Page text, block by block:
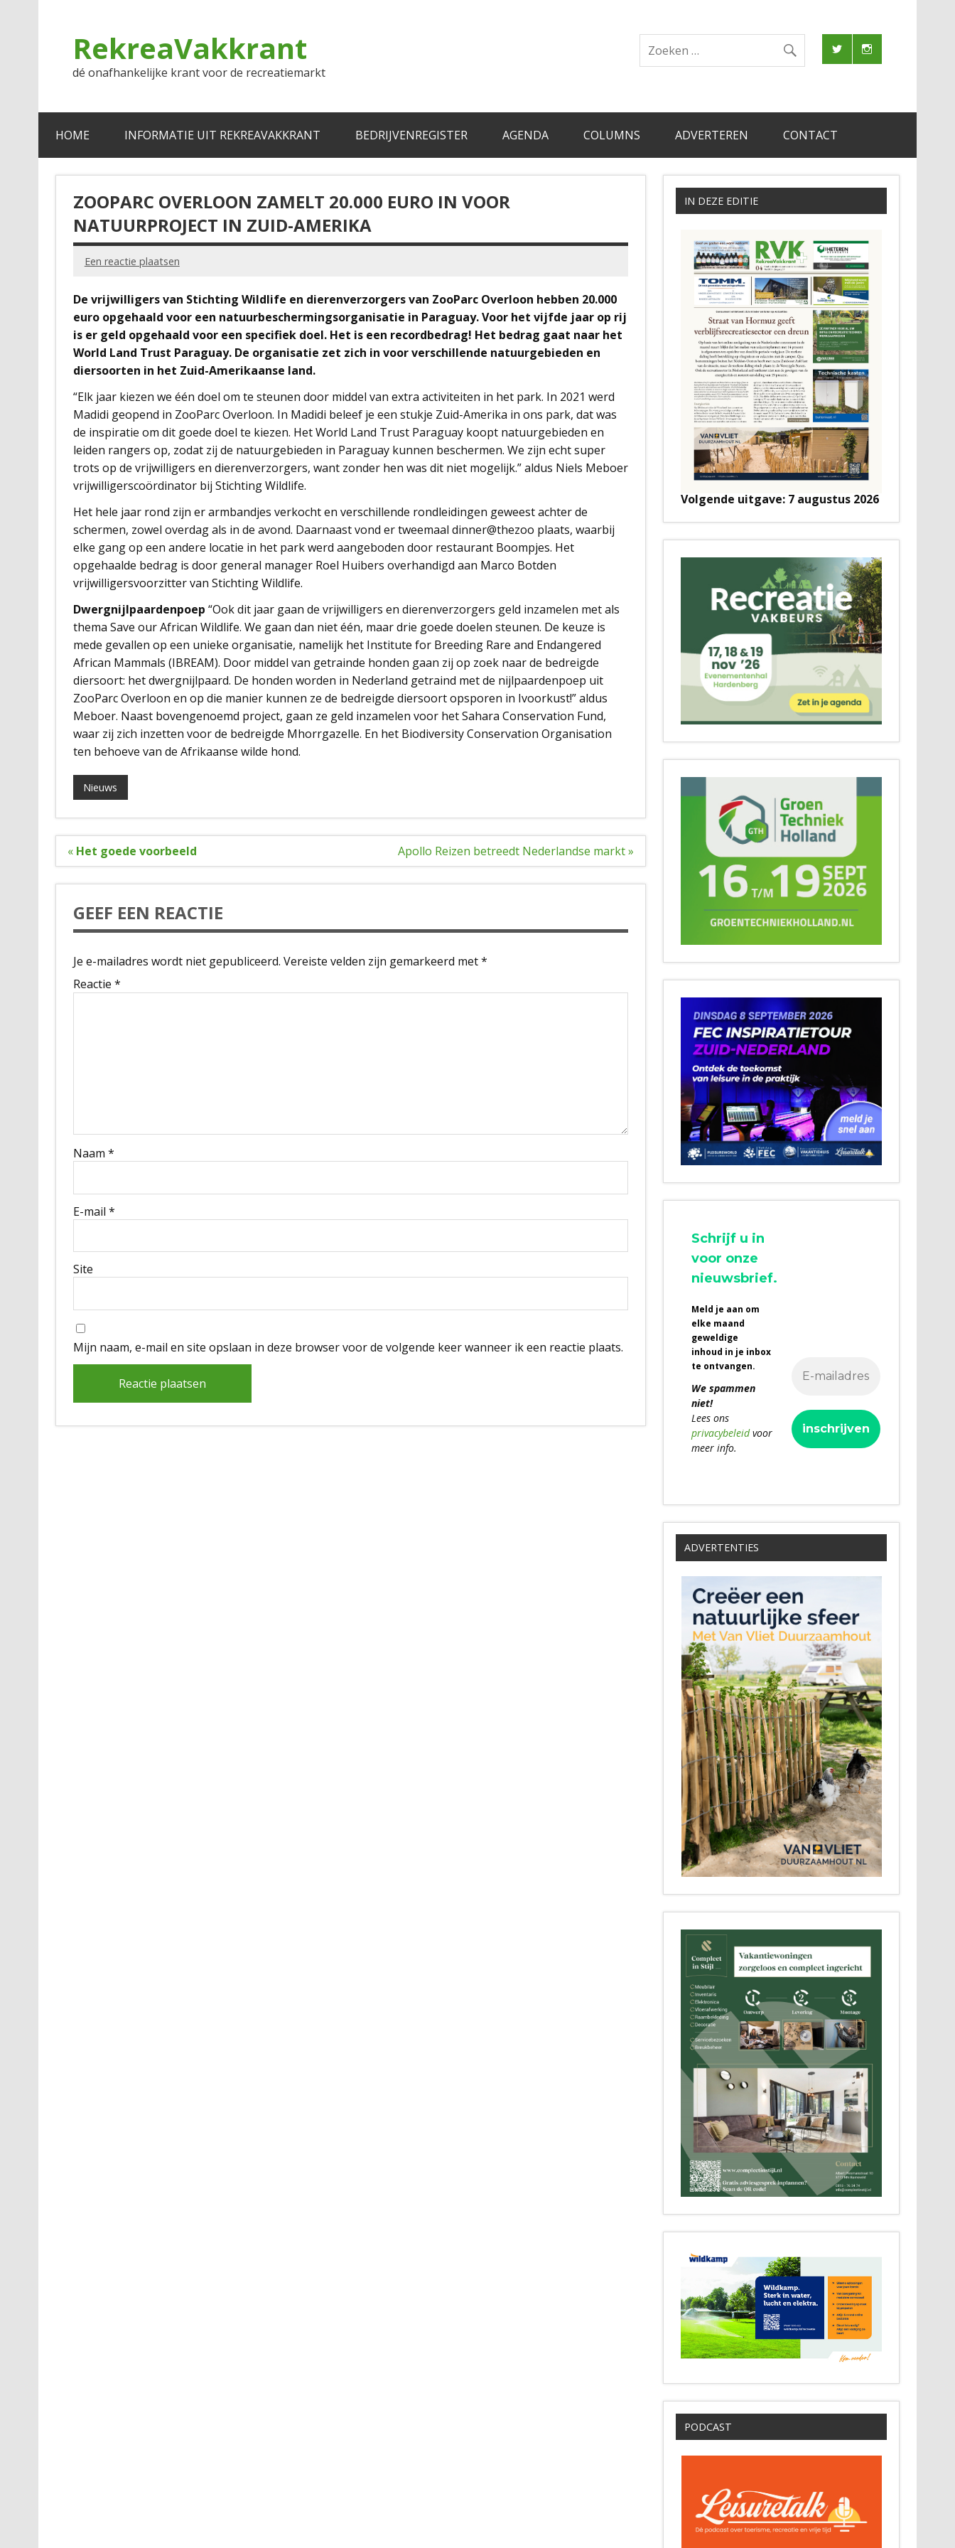
RekreaVakkrant
dé onafhankelijke krant voor de recreatiemarkt
HOME INFORMATIE UIT REKREAVAKKRANT BEDRIJVENREGISTER AGENDA COLUMNS ADVERTEREN CONTACT
ZOOPARC OVERLOON ZAMELT 20.000 EURO IN VOOR
NATUURPROJECT IN ZUID-AMERIKA
Een reactie plaatsen
De vrijwilligers van Stichting Wildlife en dierenverzorgers van ZooParc Overloon hebben 20.000
euro opgehaald voor een natuurbeschermingsorganisatie in Paraguay. Voor het vijfde jaar op rij
is er geld opgehaald voor een specifiek doel. Het is een recordbedrag! Het bedrag gaat naar het
World Land Trust Paraguay. De organisatie zet zich in voor verschillende natuurgebieden en
diersoorten in het Zuid-Amerikaanse land.
“Elk jaar kiezen we één doel om te steunen door middel van extra activiteiten in het park. In 2021 werd
Madidi geopend in ZooParc Overloon. In Madidi beleef je een stukje Zuid-Amerika in ons park, dat was
de inspiratie om dit goede doel te kiezen. Het World Land Trust Paraguay koopt natuurgebieden en
leiden rangers op, zodat zij de natuurgebieden in Paraguay kunnen beschermen. We zijn echt super
trots op de vrijwilligers en dierenverzorgers, want zonder hen was dit niet mogelijk.” aldus Niels Meboer
vrijwilligerscoördinator bij Stichting Wildlife.
Het hele jaar rond zijn er armbandjes verkocht en verschillende rondleidingen geweest achter de
schermen, zowel overdag als in de avond. Daarnaast vond er tweemaal dinner@thezoo plaats, waarbij
elke gang op een andere locatie in het park werd aangeboden door restaurant Boompjes. Het
opgehaalde bedrag is door general manager Roel Huibers overhandigd aan Marco Botden
vrijwilligersvoorzitter van Stichting Wildlife.
Dwergnijlpaardenpoep “Ook dit jaar gaan de vrijwilligers en dierenverzorgers geld inzamelen met als
thema Save our African Wildlife. We gaan dan niet één, maar drie goede doelen steunen. De keuze is
mede gevallen op een unieke organisatie, namelijk het Institute for Breeding Rare and Endangered
African Mammals (IBREAM). Door middel van getrainde honden gaan zij op zoek naar de bedreigde
diersoort: het dwergnijlpaard. De honden worden in Nederland getraind met de nijlpaardenpoep uit
ZooParc Overloon en op die manier kunnen ze de bedreigde diersoort opsporen in Ivoorkust!” aldus
Meboer. Naast bovengenoemd project, gaan ze geld inzamelen voor het Sahara Conservation Fund,
waar zij zich inzetten voor de bedreigde Mhorrgazelle. En het Biodiversity Conservation Organisation
ten behoeve van de Afrikaanse wilde hond.
Nieuws
Bericht
navigatie
« Het goede voorbeeld Apollo Reizen betreedt Nederlandse markt »
GEEF EEN REACTIE
Je e-mailadres wordt niet gepubliceerd. Vereiste velden zijn gemarkeerd met*
Reactie *
Naam *
E-mail *
Site
Mijn naam, e-mail en site opslaan in deze browser voor de volgende keer wanneer ik een reactie plaats.
Alternative:
IN DEZE EDITIE
Volgende uitgave: 7 augustus 2026
Schrijf u in
voor onze
nieuwsbrief.
Meld je aan om
elke maand
geweldige
inhoud in je inbox
te ontvangen.
We spammen
niet!
Lees ons
privacybeleidvoor
meer info.
ADVERTENTIES
PODCAST